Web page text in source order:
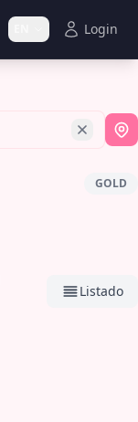
Login
GOLD
Listado